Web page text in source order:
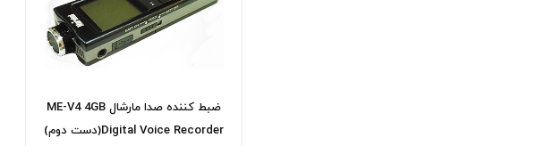
ضبط کننده صدا مارشال ME-V4 4GB
Digital Voice Recorder(دست دوم)